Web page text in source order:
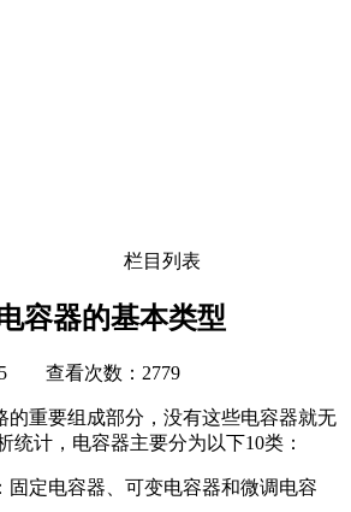
栏目列表
容器的基本类型
查看次数：2779
的重要组成部分，没有这些电容器就无
统计，电容器主要分为以下10类：
固定电容器、可变电容器和微调电容